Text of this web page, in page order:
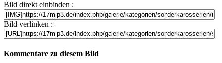
Bild direkt einbinden :
Bild verlinken :
Kommentare zu diesem Bild